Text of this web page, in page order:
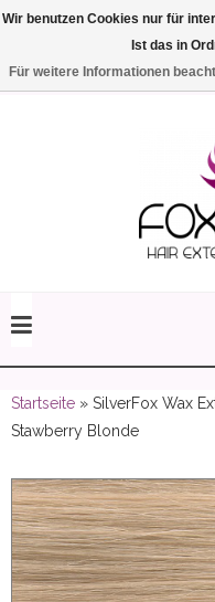
150 gram)
Startseite » SilverFox Wax
Stawberry Blonde
Wir benutzen Cookies nur für
Ist das in
Für weitere Informationen